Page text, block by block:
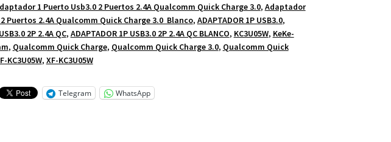
1 Puerto Usb3.0 2 Puertos 2.4A Qualcomm Quick Charge 3.0, Adaptador
Puertos 2.4A Qualcomm Quick Charge 3.0 Blanco, ADAPTADOR 1P USB3.0,
2P 2.4A QC, ADAPTADOR 1P USB3.0 2P 2.4A QC BLANCO, KC3U05W, KeKe-
, Qualcomm Quick Charge, Qualcomm Quick Charge 3.0, Qualcomm Quick
KC3U05W, XF-KC3U05W
Telegram WhatsApp